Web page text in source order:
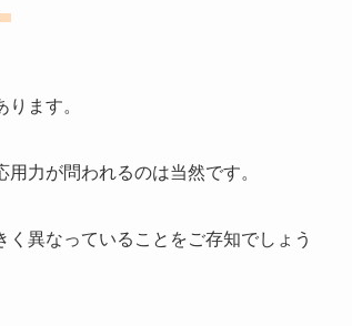
ます。
力が問われるのは当然です。
異なっていることをご存知でしょう